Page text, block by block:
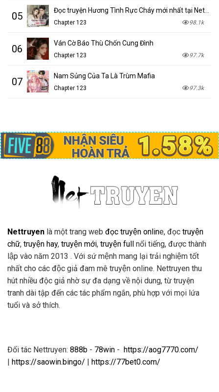
05
Chapter 123 98.1k
06 Ván Cờ Báo Thù Chốn Cung Đình
Chapter 123 97.7k
07 Nam Sủng Của Ta Là Trùm Mafia
Chapter 123 97.3k
Nettruyen là một trang web đọc truyện online, đọc truyện
chữ, truyện hay, truyện mới, truyện full nổi tiếng, được thành
lập vào năm 2013 . Với sứ mệnh mang lại trải nghiệm tốt
nhất cho các độc giả đam mê truyện online. Nettruyen thu
hút nhiều độc giả nhờ sự đa dạng về nội dung, từ truyện
tranh dài tập đến các tác phẩm ngắn, phù hợp với mọi lứa
tuổi và sở thích.
Đối tác Nettruyen: 888b - 78win - https://aog7770.com/
https://saowin.bingo/ https://77bet0.com/